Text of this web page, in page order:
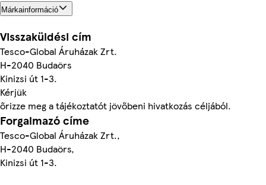
Márkainformáció
Visszaküldési cím
Tesco-Global Áruházak Zrt.
H-2040 Budaörs
Kinizsi út 1-3.
Kérjük
őrizze meg a tájékoztatót jövőbeni hivatkozás céljából.
Forgalmazó címe
Tesco-Global Áruházak Zrt.,
H-2040 Budaörs,
Kinizsi út 1-3.